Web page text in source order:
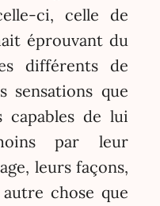
ci, celle de
éprouvant du
différents de
sensations que
capables de lui
par leur
leurs façons,
chose que